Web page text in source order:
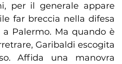
per il generale appare
far breccia nella difesa
Palermo. Ma quando è
Garibaldi escogita
Affida una manovra